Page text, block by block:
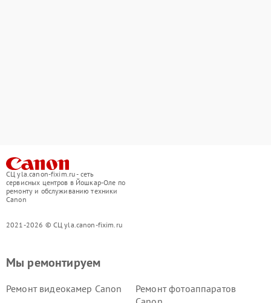
СЦ yla.canon-fixim.ru - сеть
сервисных центров в Йошкар-Оле по
ремонту и обслуживанию техники
Canon
2021-2026 © СЦ yla.canon-fixim.ru
Мы ремонтируем
Ремонт видеокамер Canon
Ремонт фотоаппаратов